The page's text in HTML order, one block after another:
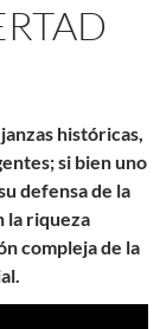
históricas,
si bien uno
defensa de la
la riqueza
compleja de la